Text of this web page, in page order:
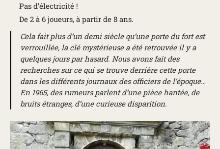
Pas d’électricité !
De 2 à 6 joueurs, à partir de 8 ans.
Cela fait plus d’un demi siècle qu’une porte du fort est
verrouillée, la clé mystérieuse a été retrouvée il y a
quelques jours par hasard. Nous avons fait des
recherches sur ce qui se trouve derrière cette porte
dans les différents journaux des officiers de l’époque…
En 1965, des rumeurs parlent d’une pièce hantée, de
bruits étranges, d’une curieuse disparition.